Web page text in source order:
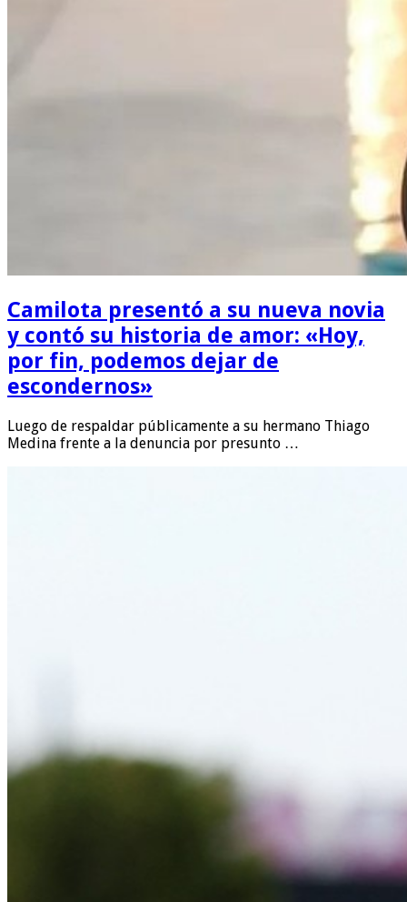
Camilota presentó a su nueva novia
y contó su historia de amor: «Hoy,
por fin, podemos dejar de
escondernos»
Luego de respaldar públicamente a su hermano Thiago
Medina frente a la denuncia por presunto …